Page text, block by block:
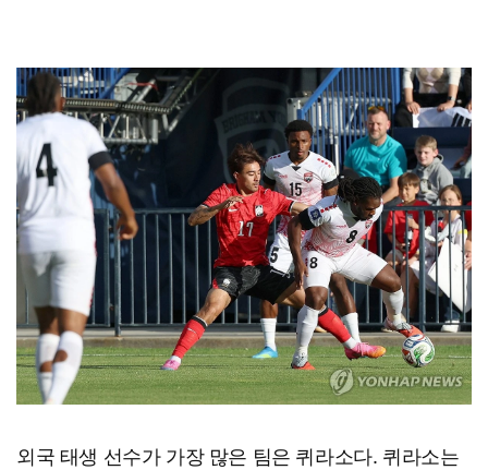
외국 태생 선수가 가장 많은 팀은 퀴라소다. 퀴라소는